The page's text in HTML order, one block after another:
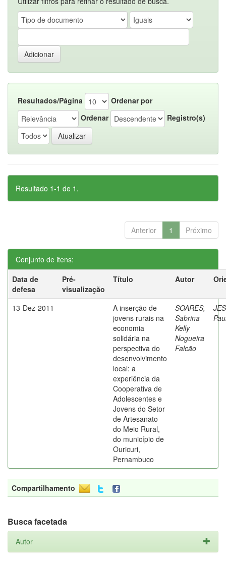
Resultados/Página
Ordenar por
Ordenar
Registro(s)
Resultado 1-1 de 1.
Anterior 1 Próximo
Conjunto de itens:
Data de
defesa
Pré-
visualização
Título Autor
13-Dez-2011
A inserção de
jovens rurais na
economia
solidária na
perspectiva do
desenvolvimento
local: a
experiência da
Cooperativa de
Adolescentes e
Jovens do Setor
de Artesanato
do Meio Rural,
do município de
Ouricuri,
Pernambuco
SOARES,
Sabrina
Kelly
Nogueira
Falcão
Compartilhamento
Busca facetada
Autor